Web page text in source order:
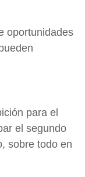
oportunidades
para el
el segundo
sobre todo en